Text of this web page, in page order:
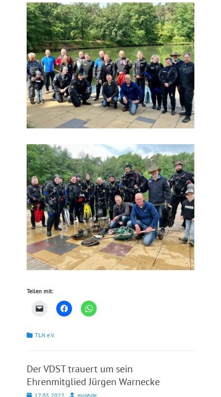
Teilen mit:
Kategorien
TLN e.V.
Der VDST trauert um sein
Ehrenmitglied Jürgen Warnecke
Posted17.05.2022 Autormrohde